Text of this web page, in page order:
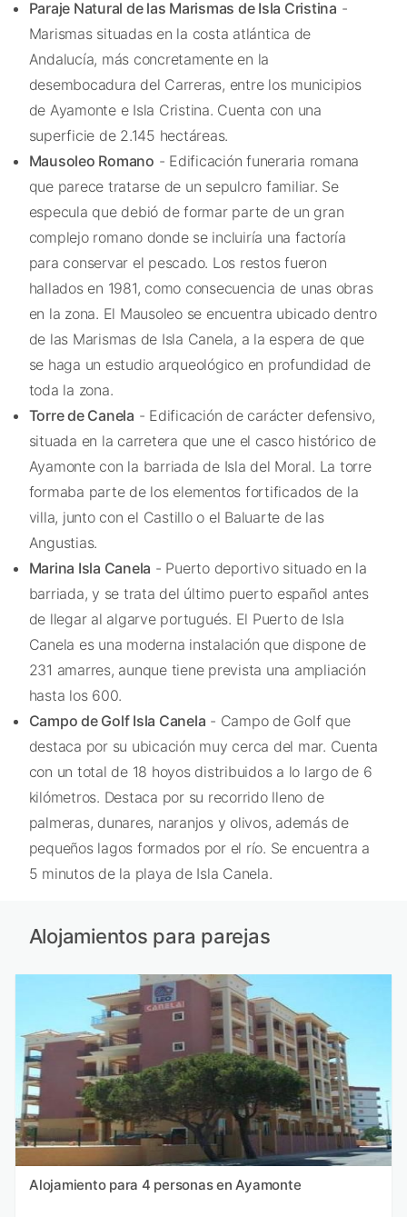
Paraje Natural de las Marismas de Isla Cristina -
Marismas situadas en la costa atlántica de
Andalucía, más concretamente en la
desembocadura del Carreras, entre los municipios
de Ayamonte e Isla Cristina. Cuenta con una
superficie de 2.145 hectáreas.
Mausoleo Romano - Edificación funeraria romana
que parece tratarse de un sepulcro familiar. Se
especula que debió de formar parte de un gran
complejo romano donde se incluiría una factoría
para conservar el pescado. Los restos fueron
hallados en 1981, como consecuencia de unas obras
en la zona. El Mausoleo se encuentra ubicado dentro
de las Marismas de Isla Canela, a la espera de que
se haga un estudio arqueológico en profundidad de
toda la zona.
Torre de Canela - Edificación de carácter defensivo,
situada en la carretera que une el casco histórico de
Ayamonte con la barriada de Isla del Moral. La torre
formaba parte de los elementos fortificados de la
villa, junto con el Castillo o el Baluarte de las
Angustias.
Marina Isla Canela - Puerto deportivo situado en la
barriada, y se trata del último puerto español antes
de llegar al algarve portugués. El Puerto de Isla
Canela es una moderna instalación que dispone de
231 amarres, aunque tiene prevista una ampliación
hasta los 600.
Campo de Golf Isla Canela - Campo de Golf que
destaca por su ubicación muy cerca del mar. Cuenta
con un total de 18 hoyos distribuidos a lo largo de 6
kilómetros. Destaca por su recorrido lleno de
palmeras, dunares, naranjos y olivos, además de
pequeños lagos formados por el río. Se encuentra a
5 minutos de la playa de Isla Canela.
Alojamientos para parejas
Alojamiento para 4 personas en Ayamonte